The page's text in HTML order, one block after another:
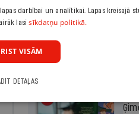
darbībai un analītikai. Lapas kreisajā
lasisīkdatņu politikā.
VISĀM
DETAĻAS